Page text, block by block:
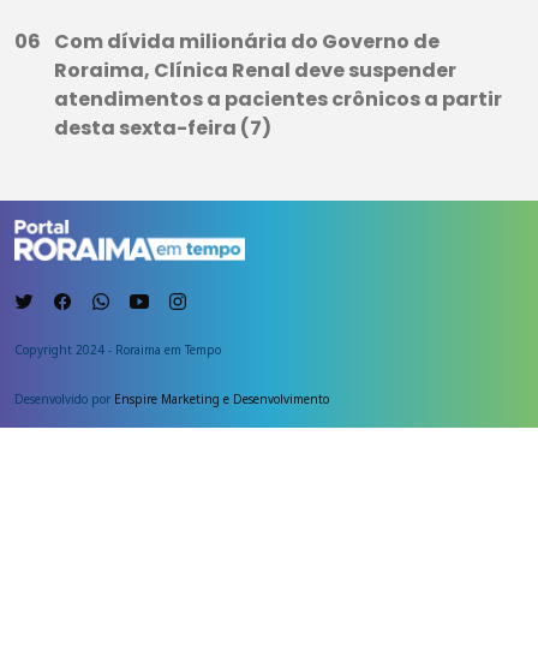
Com dívida milionária do Governo de
Roraima, Clínica Renal deve suspender
atendimentos a pacientes crônicos a partir
desta sexta-feira (7)
Copyright 2024 - Roraima em Tempo
Desenvolvido por Enspire Marketing e Desenvolvimento